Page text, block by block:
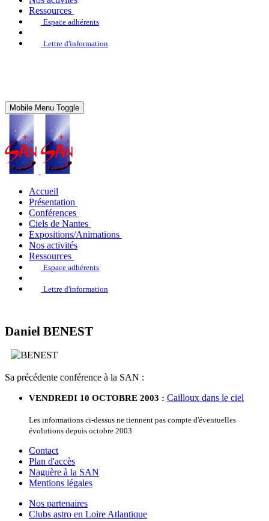
Ressources
Espace adhérents
Lettre d'information
Mobile Menu Toggle
Accueil
Présentation
Conférences
Ciels de Nantes
Expositions/Animations
Nos activités
Ressources
Espace adhérents
Lettre d'information
Daniel BENEST
Sa précédente conférence à la SAN :
VENDREDI 10 OCTOBRE 2003 : Cailloux dans le ciel
Les informations ci-dessus ne tiennent pas compte d'éventuelles
évolutions depuis octobre 2003
Contact
Plan d'accès
Naguère à la SAN
Mentions légales
Nos partenaires
Clubs astro en Loire Atlantique